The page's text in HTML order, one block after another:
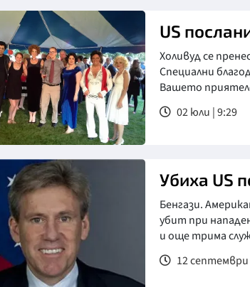
US
Холивуд се
Специални
Вашето
02 юли | 9:29
Убиха US
Бенгази.
убит при
и още трима
12 септември